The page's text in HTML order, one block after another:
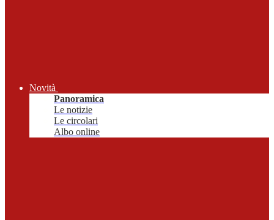
Novità
Panoramica
Le notizie
Le circolari
Albo online